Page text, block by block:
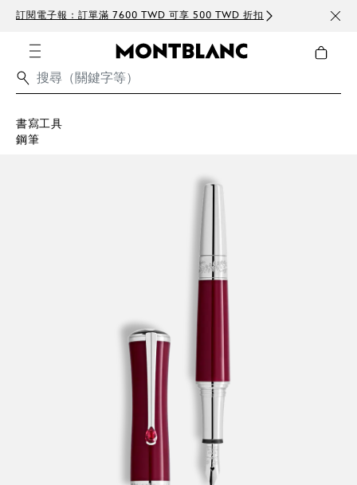
訂閱電子報：訂單滿 7600 TWD 可享 500 TWD 折扣 免費
書寫工具
鋼筆